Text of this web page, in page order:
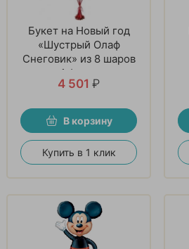
Букет на Новый год
«Шустрый Олаф
Снеговик» из 8 шаров
и 1 фигуры
4 501 ₽
В корзину
Купить в 1 клик